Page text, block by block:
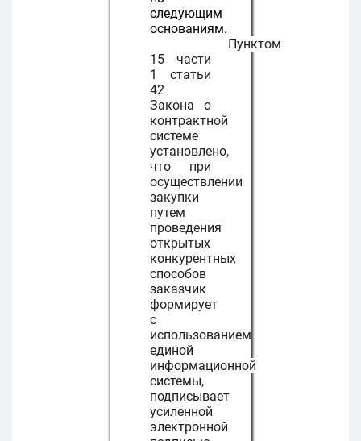
следующим
основаниям.
Пунктом
15 части
1 статьи
42
Закона о
контрактной
системе
установлено,
что при
осуществлении
закупки
путем
проведения
открытых
конкурентных
способов
заказчик
формирует
с
использованием
единой
информационной
системы,
подписывает
усиленной
электронной